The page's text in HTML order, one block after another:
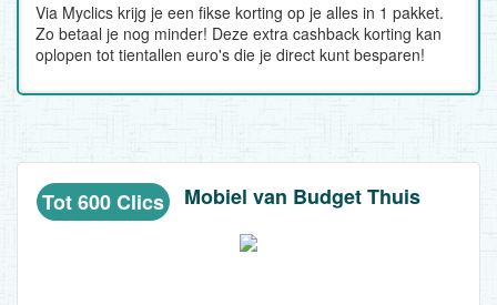
Via Myclics krijg je een fikse korting op je alles in 1 pakket.
Zo betaal je nog minder! Deze extra cashback korting kan
oplopen tot tientallen euro's die je direct kunt besparen!
Tot 600 Clics Mobiel van Budget Thuis